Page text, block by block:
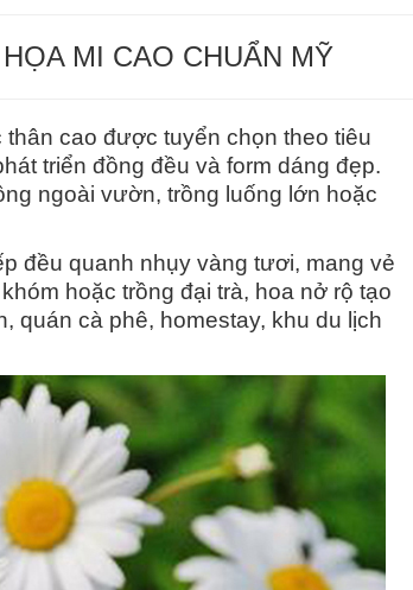
MI CAO CHUẨN MỸ
thân cao được tuyển chọn theo tiêu
triển đồng đều và form dáng đẹp.
ngoài vườn, trồng luống lớn hoặc
đều quanh nhụy vàng tươi, mang vẻ
hoặc trồng đại trà, hoa nở rộ tạo
quán cà phê, homestay, khu du lịch